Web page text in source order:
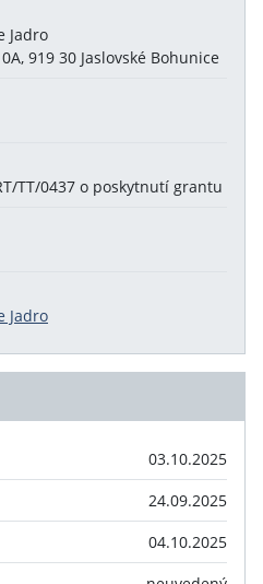
Jadro
919 30 Jaslovské Bohunice
TT/0437 o poskytnutí grantu
Jadro
03.10.2025
24.09.2025
04.10.2025